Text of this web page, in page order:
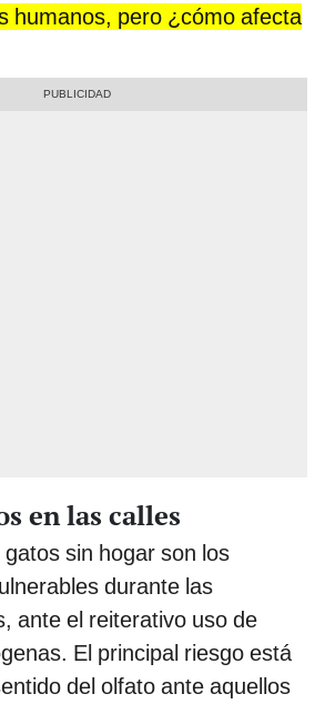
humanos, pero ¿cómo afecta
en las calles
gatos sin hogar son los
durante las
ante el reiterativo uso de
El principal riesgo está
del olfato ante aquellos